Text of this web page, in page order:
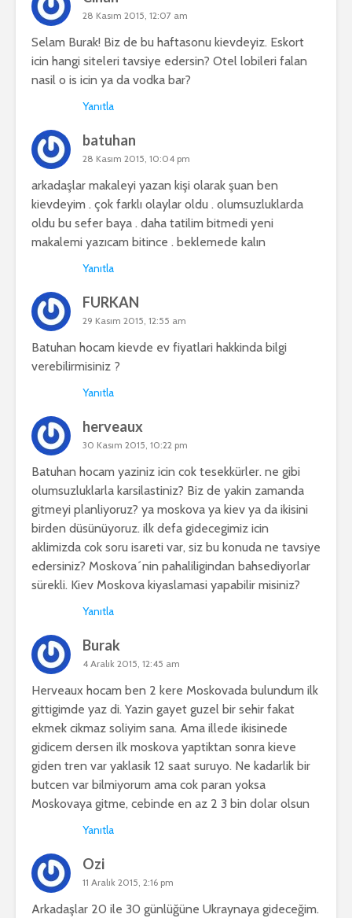
28 Kasım 2015, 12:07 am
Selam Burak! Biz de bu haftasonu kievdeyiz. Eskort
icin hangi siteleri tavsiye edersin? Otel lobileri falan
nasil o is icin ya da vodka bar?
Yanıtla
batuhan
28 Kasım 2015, 10:04 pm
arkadaşlar makaleyi yazan kişi olarak şuan ben
kievdeyim . çok farklı olaylar oldu . olumsuzluklarda
oldu bu sefer baya . daha tatilim bitmedi yeni
makalemi yazıcam bitince . beklemede kalın
Yanıtla
FURKAN
29 Kasım 2015, 12:55 am
Batuhan hocam kievde ev fiyatlari hakkinda bilgi
verebilirmisiniz ?
Yanıtla
herveaux
30 Kasım 2015, 10:22 pm
Batuhan hocam yaziniz icin cok tesekkürler. ne gibi
olumsuzluklarla karsilastiniz? Biz de yakin zamanda
gitmeyi planliyoruz? ya moskova ya kiev ya da ikisini
birden düsünüyoruz. ilk defa gidecegimiz icin
aklimizda cok soru isareti var, siz bu konuda ne tavsiye
edersiniz? Moskova´nin pahaliligindan bahsediyorlar
sürekli. Kiev Moskova kiyaslamasi yapabilir misiniz?
Yanıtla
Burak
4 Aralık 2015, 12:45 am
Herveaux hocam ben 2 kere Moskovada bulundum ilk
gittigimde yaz di. Yazin gayet guzel bir sehir fakat
ekmek cikmaz soliyim sana. Ama illede ikisinede
gidicem dersen ilk moskova yaptiktan sonra kieve
giden tren var yaklasik 12 saat suruyo. Ne kadarlik bir
butcen var bilmiyorum ama cok paran yoksa
Moskovaya gitme, cebinde en az 2 3 bin dolar olsun
Yanıtla
Ozi
11 Aralık 2015, 2:16 pm
Arkadaşlar 20 ile 30 günlüğüne Ukraynaya gideceğim.